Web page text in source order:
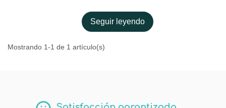
Seguir leyendo
Mostrando 1-1 de 1 artículo(s)